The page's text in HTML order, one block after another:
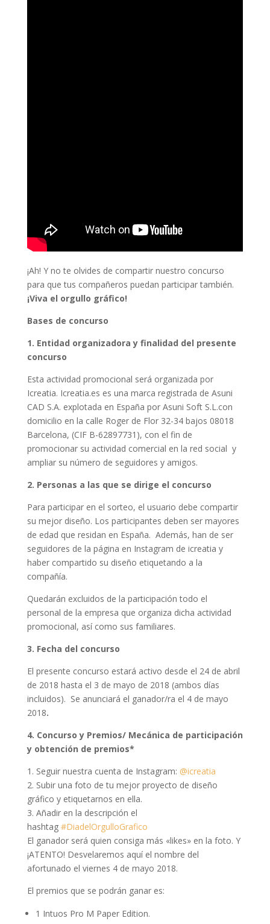
¡Ah! Y no te olvides de compartir nuestro concurso
para que tus compañeros puedan participar también.
¡Viva el orgullo gráfico!
Bases de concurso
1. Entidad organizadora y finalidad del presente
concurso
Esta actividad promocional será organizada por
Icreatia. Icreatia.es es una marca registrada de Asuni
CAD S.A. explotada en España por Asuni Soft S.L.con
domicilio en la calle Roger de Flor 32-34 bajos 08018
Barcelona, (CIF B-62897731), con el fin de
promocionar su actividad comercial en la red social y
ampliar su número de seguidores y amigos.
2. Personas a las que se dirige el concurso
Para participar en el sorteo, el usuario debe compartir
su mejor diseño. Los participantes deben ser mayores
de edad que residan en España. Además, han de ser
seguidores de la página en Instagram de icreatia y
haber compartido su diseño etiquetando a la
compañía.
Quedarán excluidos de la participación todo el
personal de la empresa que organiza dicha actividad
promocional, así como sus familiares.
3. Fecha del concurso
El presente concurso estará activo desde el 24 de abril
de 2018 hasta el 3 de mayo de 2018 (ambos días
incluidos). Se anunciará el ganador/ra el 4 de mayo
2018.
4. Concurso y Premios/ Mecánica de participación
y obtención de premios*
1. Seguir nuestra cuenta de Instagram: @icreatia
2. Subir una foto de tu mejor proyecto de diseño
gráfico y etiquetarnos en ella.
3. Añadir en la descripción el
hashtag #DiadelOrgulloGrafico
El ganador será quien consiga más «likes» en la foto. Y
¡ATENTO! Desvelaremos aquí el nombre del
afortunado el viernes 4 de mayo 2018.
El premios que se podrán ganar es:
1 Intuos Pro M Paper Edition.